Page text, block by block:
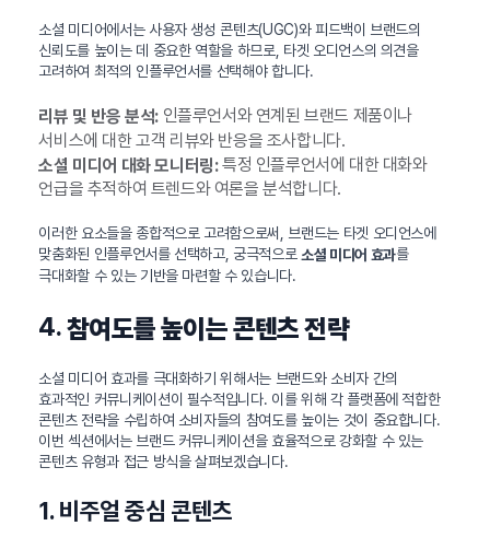
소셜 미디어에서는 사용자 생성 콘텐츠(UGC)와 피드백이 브랜드의
신뢰도를 높이는 데 중요한 역할을 하므로, 타겟 오디언스의 의견을
고려하여 최적의 인플루언서를 선택해야 합니다.
리뷰 및 반응 분석:인플루언서와 연계된 브랜드 제품이나
서비스에 대한 고객 리뷰와 반응을 조사합니다.
소셜 미디어 대화 모니터링:특정 인플루언서에 대한 대화와
언급을 추적하여 트렌드와 여론을 분석합니다.
이러한 요소들을 종합적으로 고려함으로써, 브랜드는 타겟 오디언스에
맞춤화된 인플루언서를 선택하고, 궁극적으로소셜 미디어 효과를
극대화할 수 있는 기반을 마련할 수 있습니다.
4.참여도를 높이는 콘텐츠 전략
소셜 미디어 효과를 극대화하기 위해서는 브랜드와 소비자 간의
효과적인 커뮤니케이션이 필수적입니다. 이를 위해 각 플랫폼에 적합한
콘텐츠 전략을 수립하여 소비자들의 참여도를 높이는 것이 중요합니다.
이번 섹션에서는 브랜드 커뮤니케이션을 효율적으로 강화할 수 있는
콘텐츠 유형과 접근 방식을 살펴보겠습니다.
1. 비주얼 중심 콘텐츠